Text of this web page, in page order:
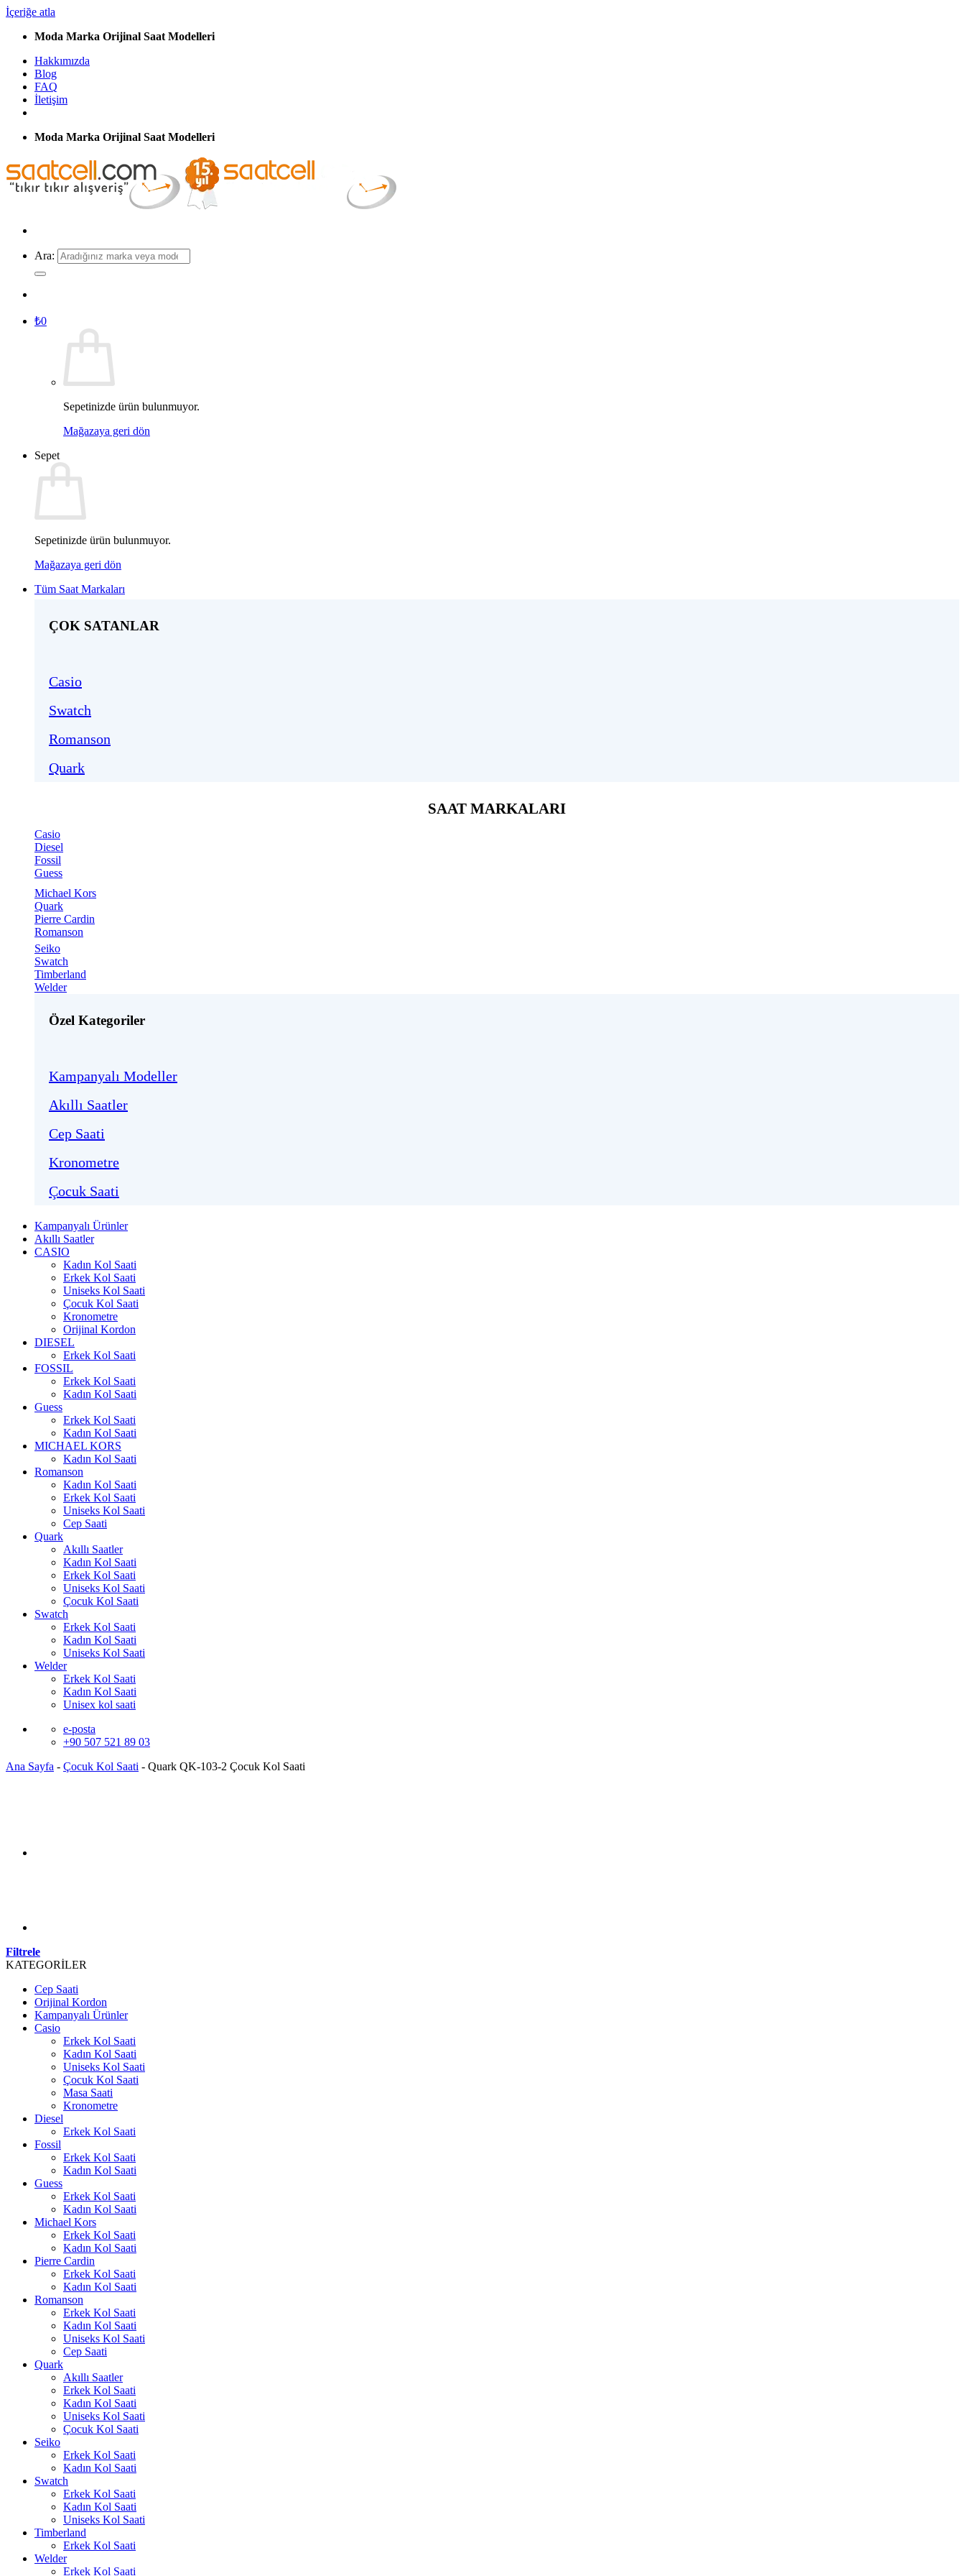
İçeriğe atla
Moda Marka Orijinal Saat Modelleri
Hakkımızda
Blog
FAQ
İletişim
Moda Marka Orijinal Saat Modelleri
Ara:
₺0
Sepetinizde ürün bulunmuyor.
Mağazaya geri dön
Sepet
Sepetinizde ürün bulunmuyor.
Mağazaya geri dön
Tüm Saat Markaları
ÇOK SATANLAR
Casio
Swatch
Romanson
Quark
SAAT MARKALARI
Casio
Diesel
Fossil
Guess
Michael Kors
Quark
Pierre Cardin
Romanson
Seiko
Swatch
Timberland
Welder
Özel Kategoriler
Kampanyalı Modeller
Akıllı Saatler
Cep Saati
Kronometre
Çocuk Saati
Kampanyalı Ürünler
Akıllı Saatler
CASIO
Kadın Kol Saati
Erkek Kol Saati
Uniseks Kol Saati
Çocuk Kol Saati
Kronometre
Orijinal Kordon
DIESEL
Erkek Kol Saati
FOSSIL
Erkek Kol Saati
Kadın Kol Saati
Guess
Erkek Kol Saati
Kadın Kol Saati
MICHAEL KORS
Kadın Kol Saati
Romanson
Kadın Kol Saati
Erkek Kol Saati
Uniseks Kol Saati
Cep Saati
Quark
Akıllı Saatler
Kadın Kol Saati
Erkek Kol Saati
Uniseks Kol Saati
Çocuk Kol Saati
Swatch
Erkek Kol Saati
Kadın Kol Saati
Uniseks Kol Saati
Welder
Erkek Kol Saati
Kadın Kol Saati
Unisex kol saati
e-posta
+90 507 521 89 03
Ana Sayfa - Çocuk Kol Saati - Quark QK-103-2 Çocuk Kol Saati
Filtrele
KATEGORİLER
Cep Saati
Orijinal Kordon
Kampanyalı Ürünler
Casio
Erkek Kol Saati
Kadın Kol Saati
Uniseks Kol Saati
Çocuk Kol Saati
Masa Saati
Kronometre
Diesel
Erkek Kol Saati
Fossil
Erkek Kol Saati
Kadın Kol Saati
Guess
Erkek Kol Saati
Kadın Kol Saati
Michael Kors
Erkek Kol Saati
Kadın Kol Saati
Pierre Cardin
Erkek Kol Saati
Kadın Kol Saati
Romanson
Erkek Kol Saati
Kadın Kol Saati
Uniseks Kol Saati
Cep Saati
Quark
Akıllı Saatler
Erkek Kol Saati
Kadın Kol Saati
Uniseks Kol Saati
Çocuk Kol Saati
Seiko
Erkek Kol Saati
Kadın Kol Saati
Swatch
Erkek Kol Saati
Kadın Kol Saati
Uniseks Kol Saati
Timberland
Erkek Kol Saati
Welder
Erkek Kol Saati